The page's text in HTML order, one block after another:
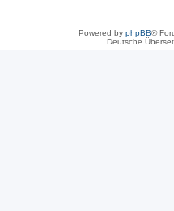
Powered by phpBB®
Deutsche